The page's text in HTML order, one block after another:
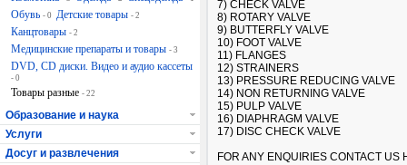
7) CHECK VALVE
8) ROTARY VALVE
9) BUTTERFLY VALVE
10) FOOT VALVE
11) FLANGES
12) STRAINERS
13) PRESSURE REDUCING VALVE
14) NON RETURNING VALVE
15) PULP VALVE
16) DIAPHRAGM VALVE
17) DISC CHECK VALVE
FOR ANY ENQUIRIES CONTACT US
Обувь - 0 Детские товары - 2
Канцтовары - 2
Медицинские препараты и товары - 3
DVD, CD диски. Видео и аудио кассеты
- 0
Товары разные - 22
Образование и наука
Услуги
Досуг и развлечения